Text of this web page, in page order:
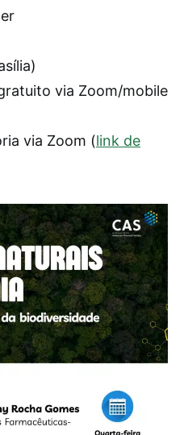
via Zoom/mobile
via Zoom (link de